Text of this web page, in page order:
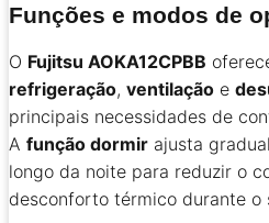
Funções e modos de
O Fujitsu AOKA12CPBB
refrigeração, ventilação e
principais necessidades de
A função dormir ajusta
longo da noite para reduzir o
desconforto térmico durante o